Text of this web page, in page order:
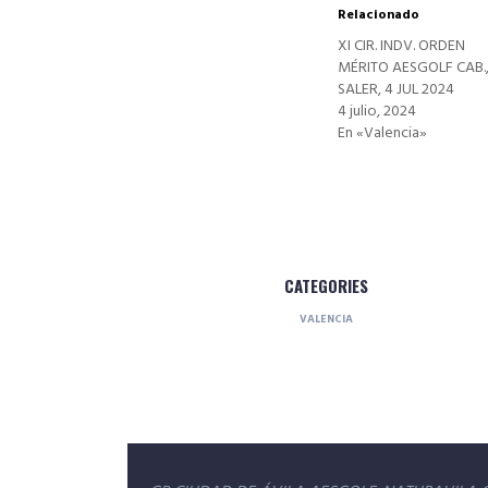
Relacionado
XI CIR. INDV. ORDEN
MÉRITO AESGOLF
SALER, 4 JUL 2024
4 julio, 2024
En «Valencia»
CATEGORIES
VALENCIA